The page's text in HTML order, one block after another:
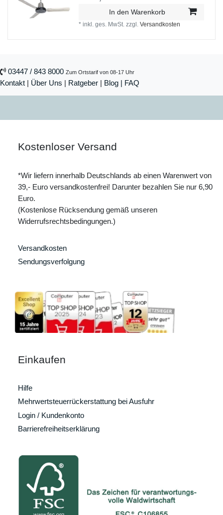
In den Warenkorb
*inkl. ges. MwSt. zzgl.Versandkosten
03447 / 843 8000 Zum Ortstarif von 08-17 Uhr
Kontakt | Über Uns | Ratgeber | Blog | FAQ
Kostenloser Versand
*Wir liefern innerhalb Deutschlands ab einen Warenwert von
39,- Euro versandkostenfrei! Darunter bezahlen Sie nur 6,90
Euro.
(Kostenlose Rücksendung gemäß unseren
Widerrufsrechtsbedingungen.)
Versandkosten
Sendungsverfolgung
Einkaufen
Hilfe
Mehrwertsteuerrückerstattung bei Ausfuhr
Login / Kundenkonto
Barrierefreiheitserklärung